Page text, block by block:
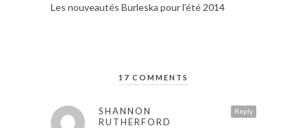
Les nouveautés Burleska pour l’été 2014
17 COMMENTS
Reply
SHANNON
RUTHERFORD